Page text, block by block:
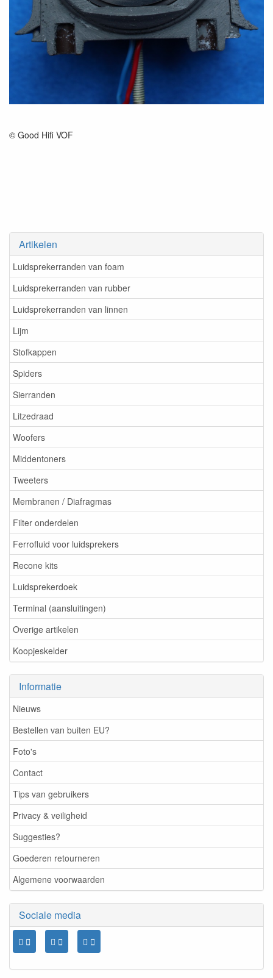
Artikelen
Luidsprekerranden van foam
Luidsprekerranden van rubber
Luidsprekerranden van linnen
Lijm
Stofkappen
Spiders
Sierranden
Litzedraad
Woofers
Middentoners
Tweeters
Membranen / Diafragmas
Filter onderdelen
Ferrofluid voor luidsprekers
Recone kits
Luidsprekerdoek
Terminal (aansluitingen)
Overige artikelen
Koopjeskelder
Informatie
Nieuws
Bestellen van buiten EU?
Foto's
Contact
Tips van gebruikers
Privacy & veiligheid
Suggesties?
Goederen retourneren
Algemene voorwaarden
Sociale media
© Good Hifi VOF